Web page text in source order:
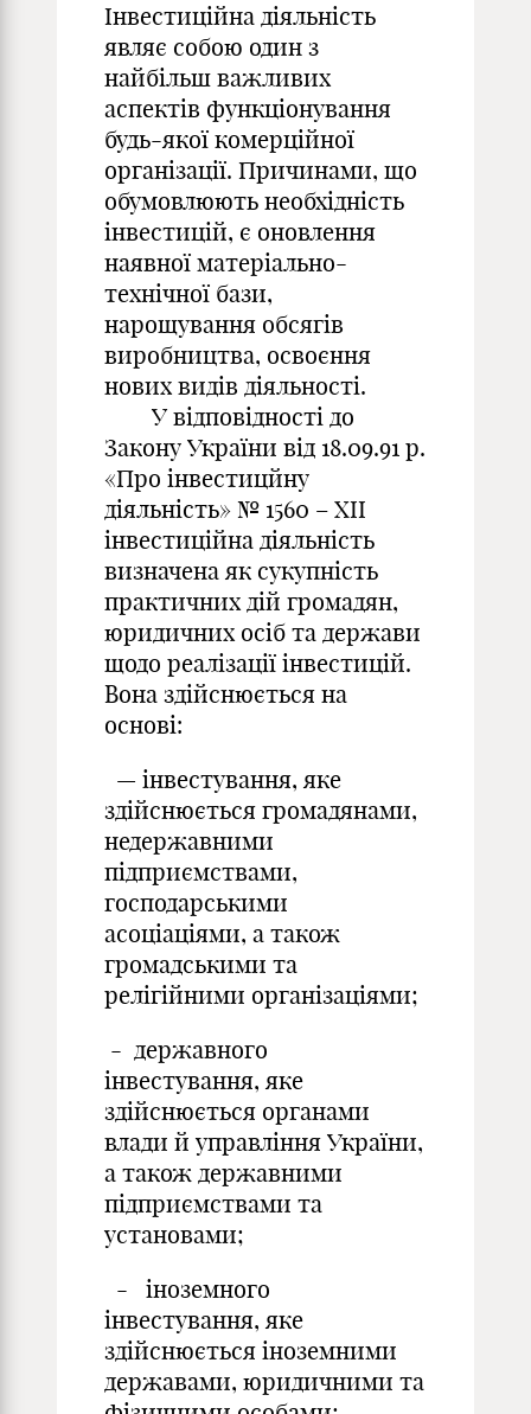
Інвестиційна діяльність
являє собою один з
найбільш важливих
аспектів функціонування
будь-якої комерційної
організації. Причинами, що
обумовлюють необхідність
інвестицій, є оновлення
наявної матеріально-
технічної бази,
нарощування обсягів
виробництва, освоєння
нових видів діяльності.
У відповідності до
Закону України від 18.09.91 р.
«Про інвестицйну
діяльність» № 1560 – ХІІ
інвестиційна діяльність
визначена як сукупність
практичних дій громадян,
юридичних осіб та держави
щодо реалізації інвестицій.
Вона здійснюється на
основі:
— інвестування, яке
здійснюється громадянами,
недержавними
підприємствами,
господарськими
асоціаціями, а також
громадськими та
релігійними організаціями;
- державного
інвестування, яке
здійснюється органами
влади й управління України,
а також державними
підприємствами та
установами;
- іноземного
інвестування, яке
здійснюється іноземними
державами, юридичними та